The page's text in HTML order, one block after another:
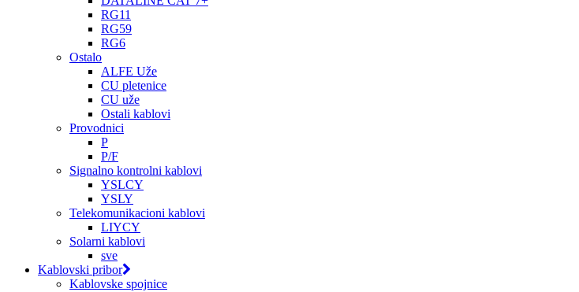
RG11
RG59
RG6
Ostalo
ALFE Uže
CU pletenice
CU uže
Ostali kablovi
Provodnici
P
P/F
Signalno kontrolni kablovi
YSLCY
YSLY
Telekomunikacioni kablovi
LIYCY
Solarni kablovi
sve
Kablovski pribor
Kablovske spojnice